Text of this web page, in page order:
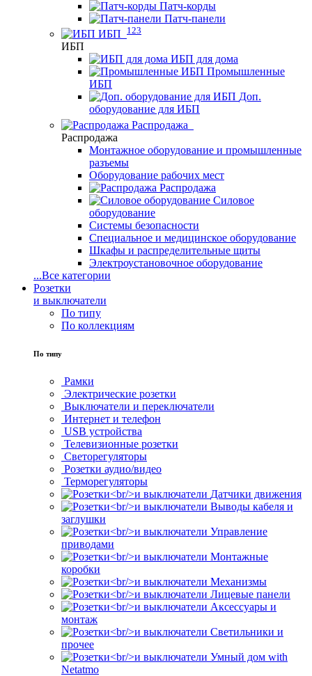
Патч-корды
Патч-панели
ИБП
123
ИБП
ИБП для дома
Промышленные
ИБП
Доп.
оборудование для ИБП
Распродажа
Распродажа
Монтажное оборудование и промышленные
разъемы
Оборудование рабочих мест
Распродажа
Силовое
оборудование
Системы безопасности
Специальное и медицинское оборудование
Шкафы и распределительные щиты
Электроустановочное оборудование
...Все категории
Розетки
и выключатели
По типу
По коллекциям
По типу
Рамки
Электрические розетки
Выключатели и переключатели
Интернет и телефон
USB устройства
Телевизионные розетки
Светорегуляторы
Розетки аудио/видео
Терморегуляторы
Датчики движения
Выводы кабеля и
заглушки
Управление
приводами
Монтажные
коробки
Механизмы
Лицевые панели
Аксессуары и
монтаж
Светильники и
прочее
Умный дом with
Netatmo